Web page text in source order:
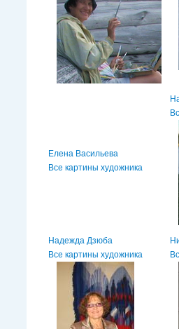
Елена Васильева
Все картины художника
Надежда Дзюба
Все картины художника